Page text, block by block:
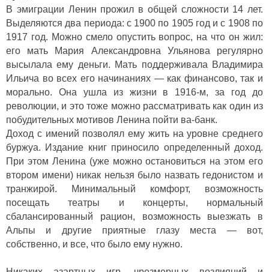
В эмиграции Ленин прожил в общей сложности 14 лет.
Выделяются два периода: с 1900 по 1905 год и с 1908 по
1917 год. Можно смело опустить вопрос, на что он жил:
его мать Мария Александровна Ульянова регулярно
высылала ему деньги. Мать поддерживала Владимира
Ильича во всех его начинаниях — как финансово, так и
морально. Она ушла из жизни в 1916-м, за год до
революции, и это тоже можно рассматривать как один из
побудительных мотивов Ленина пойти ва-банк.
Доход с имений позволял ему жить на уровне среднего
буржуа. Издание книг приносило определенный доход.
При этом Ленина (уже можно остановиться на этом его
втором имени) никак нельзя было назвать гедонистом и
транжирой. Минимальный комфорт, возможность
посещать театры и концерты, нормальный
сбалансированный рацион, возможность выезжать в
Альпы и другие приятные глазу места — вот,
собственно, и все, что было ему нужно.